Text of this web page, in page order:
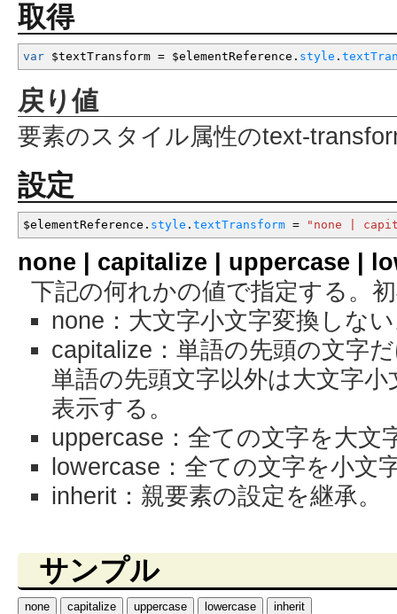
取得
var $textTransform = $elementReference. style .
戻り値
要素のスタイル属性のtext-
設定
$elementReference. style . textTransform = "none |
none | capitalize | uppercase |
下記の何れかの値で指定する。
none：大文字小文字変換しな
capitalize：単語の先頭の文字
単語の先頭文字以外は大文字
表示する。
uppercase：全ての文字を大文
lowercase：全ての文字を小文
inherit：親要素の設定を継承。
サンプル
none capitalize uppercase lowercase inherit